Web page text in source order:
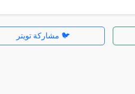
🐦 مشاركة تويتر